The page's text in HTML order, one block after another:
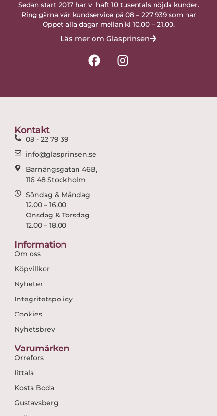
Sedan start 2017 har vi haft 10 tusentals nöjda kunder.
Ring gärna vår kundservice på 08 – 227 939 som har
Öppet alla dagar mellan kl 10.00 – 21.00.
Läs mer om Glasprinsen
F
a
I
n
Kontakt
08 - 22 79 39
info@glasprinsen.se
Barnängsgatan 46B,
116 48 Stockholm
Söndag & Måndag
12.00 – 16.00
Onsdag & Torsdag
12.00 – 18.00
Information
Om oss
Köpvillkor
Nyheter
Integritetspolicy
Cookies
Nyhetsbrev
Varumärken
Orrefors
Iittala
Kosta Boda
Gustavsberg